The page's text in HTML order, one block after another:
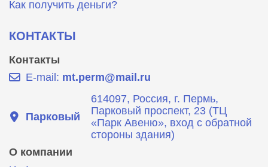
Как получить деньги?
КОНТАКТЫ
Контакты
E-mail: mt.perm@mail.ru
Парковый
614097, Россия, г. Пермь,
Парковый проспект, 23 (ТЦ
«Парк Авеню», вход с обратной
стороны здания)
О компании